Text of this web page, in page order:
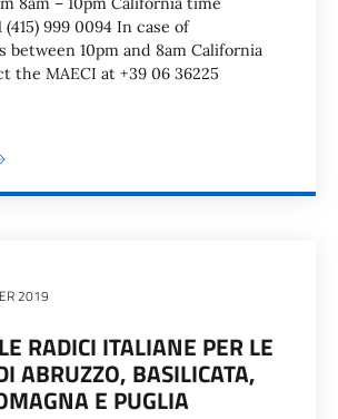
(415) 999 0094 In case of
between 10pm and 8am California
the MAECI at +39 06 36225
2019
RADICI ITALIANE PER LE
ABRUZZO, BASILICATA,
E PUGLIA